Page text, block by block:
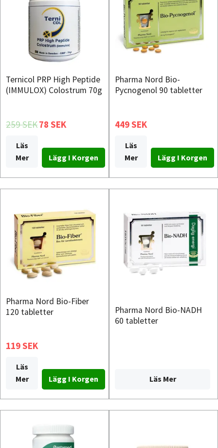
Ternicol PRP High Peptide
(IMMULOX) Colostrum 70g
259 SEK78 SEK
Läs
Mer
Pharma Nord Bio-
Pycnogenol 90 tabletter
449 SEK
Läs
Mer
Pharma Nord Bio-Fiber
120 tabletter
119 SEK
Läs
Mer
Pharma Nord Bio-NADH
60 tabletter
Läs Mer